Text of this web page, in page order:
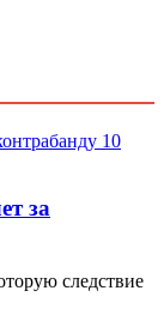
за
следствие